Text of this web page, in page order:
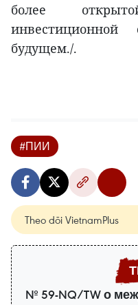
более
будущем./.
#ПИИ
Theo dõi VietnamPlus
№ 59-NQ/TW о